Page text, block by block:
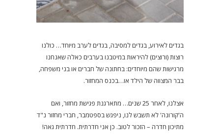
בגדים לאירוע, בגדים למסיבה, בגדים לערב מיוחד… כולנו
רוצות (ורוצים) להיראות במיטבנו בערבים כאלה שאנחנו
מרגישות שהם מיוחדים: בחתונה של חברים או בני משפחה,
בבר המצווה של הילד או…בכנס המחזור.
אצלנו, לאחר 25 שנים… מתארגנת פגישת מחזור, ואם
ה'קורונה' לא תשבש לנו, ניפגש בספטמבר, חברי מחזור נ"ד
מתיכון חדרה – הזכור לטוב. כן אני חדרתית. חדרתית גאה!